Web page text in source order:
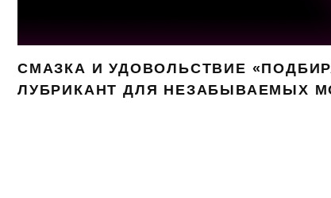
СМАЗКА И УДОВОЛЬСТВИЕ
ЛУБРИКАНТ ДЛЯ НЕЗАБЫВАЕМЫХ